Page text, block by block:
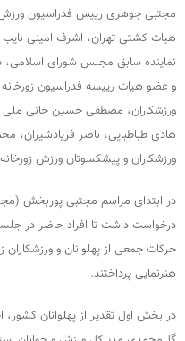
مجتبی جوهری رییس فدراسیون ورزش
هیات کشتی تهران، اشرف امینی نایب
نماینده سابق مجلس شورای اسلامی،
و عضو هیات رییسه فدراسیون
ورزشکاران، مصطفی حسین خانی ملی
هادی طباطبایی، ناصر فریادشیران،
ورزشکاران و پیشکسوتان ورزش
در ابتدای مراسم مجتبی پوربخش
درخواست داشت تا افراد حاضر در
حرکات جمعی از پهلوانان و
هنرنمایی پرداختند.
در بخش اول تقدیر از پهلوانان